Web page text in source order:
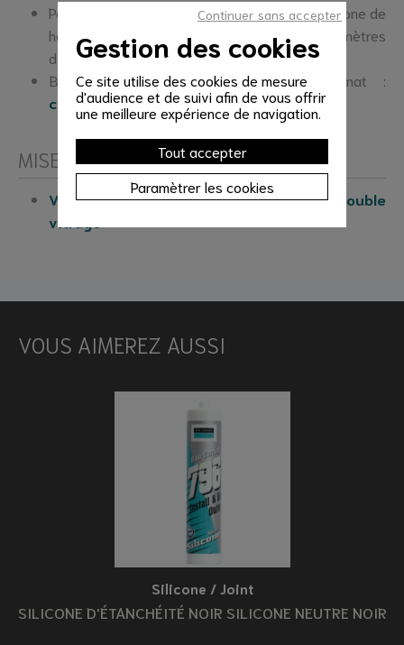
Gestion des cookies
Ce site utilise des cookies de mesure
d'audience et de suivi afin de vous offrir
une meilleure expérience de navigation.
Tout accepter
Paramètrer les cookies
Continuer sans accepter
Pour obtenir un double vitrage destiné à une zone de
haute montagne ( à partir de 1000 mètres
d’altitude) :contactez-nous
Besoin d’un double vitrage grand format :
contactez-nous
MISE EN ŒUVRE
Voir nos tutoriels de mise en œuvre du double
vitrage
VOUS AIMEREZ AUSSI
Silicone / Joint
SILICONE D'ÉTANCHÉITÉ NOIR SILICONE NEUTRE NOIR